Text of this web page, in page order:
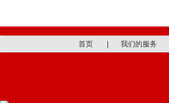
首页 我们的服务